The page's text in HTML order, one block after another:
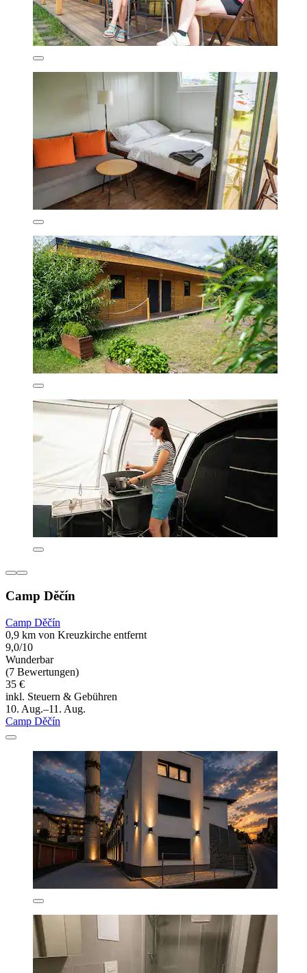
Camp Děčín
Camp Děčín
0,9 km von Kreuzkirche entfernt
9,0/10
Wunderbar
(7 Bewertungen)
35 €
inkl. Steuern & Gebühren
10. Aug.–11. Aug.
Camp Děčín